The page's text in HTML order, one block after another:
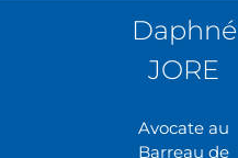
Daphné
JORE
Avocate au
Barreau de